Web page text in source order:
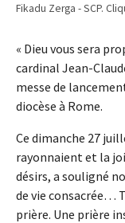
Fikadu Zerga - SCP.
« Dieu vous sera
cardinal Jean-
messe de
diocèse à Rome.
Ce dimanche 27
rayonnaient et la
désirs, a souligné
de vie consacrée…
prière. Une prière